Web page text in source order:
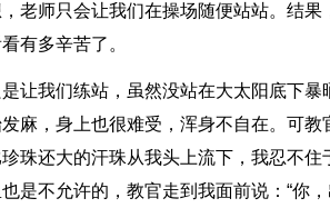
老师只会让我们在操场随便站站。结果
有多辛苦了。
让我们练站，虽然没站在大太阳底下
麻，身上也很难受，浑身不自在。可
珍珠还大的汗珠从我头上流下，我忍不
是不允许的，教官走到我面前说：“你